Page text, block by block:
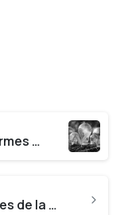
Les différences entre les normes ISO 14001 et ISO 50001
Quelles sont les 10 clauses de la norme ISO 14001 ?